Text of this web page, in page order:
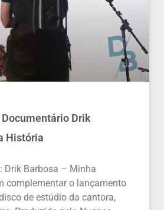
Drik
História
Drik Barbosa – Minha
complementar o lançamento
de estúdio da cantora,